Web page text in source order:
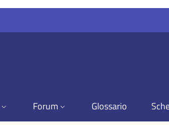
Forum Glossario